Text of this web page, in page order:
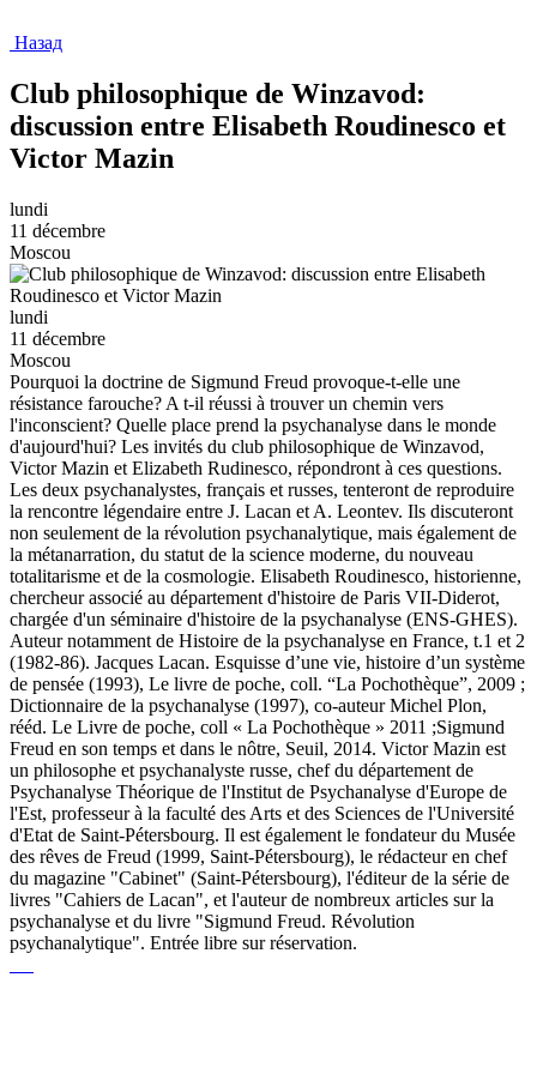
Назад
Club philosophique de Winzavod:
discussion entre Elisabeth Roudinesco et
Victor Mazin
lundi
11 décembre
Moscou
lundi
11 décembre
Moscou
Pourquoi la doctrine de Sigmund Freud provoque-t-elle une
résistance farouche? A t-il réussi à trouver un chemin vers
l'inconscient? Quelle place prend la psychanalyse dans le monde
d'aujourd'hui? Les invités du club philosophique de Winzavod,
Victor Mazin et Elizabeth Rudinesco, répondront à ces questions.
Les deux psychanalystes, français et russes, tenteront de reproduire
la rencontre légendaire entre J. Lacan et A. Leontev. Ils discuteront
non seulement de la révolution psychanalytique, mais également de
la métanarration, du statut de la science moderne, du nouveau
totalitarisme et de la cosmologie. Elisabeth Roudinesco, historienne,
chercheur associé au département d'histoire de Paris VII-Diderot,
chargée d'un séminaire d'histoire de la psychanalyse (ENS-GHES).
Auteur notamment de Histoire de la psychanalyse en France, t.1 et 2
(1982-86). Jacques Lacan. Esquisse d’une vie, histoire d’un système
de pensée (1993), Le livre de poche, coll. “La Pochothèque”, 2009 ;
Dictionnaire de la psychanalyse (1997), co-auteur Michel Plon,
rééd. Le Livre de poche, coll « La Pochothèque » 2011 ;Sigmund
Freud en son temps et dans le nôtre, Seuil, 2014. Victor Mazin est
un philosophe et psychanalyste russe, chef du département de
Psychanalyse Théorique de l'Institut de Psychanalyse d'Europe de
l'Est, professeur à la faculté des Arts et des Sciences de l'Université
d'Etat de Saint-Pétersbourg. Il est également le fondateur du Musée
des rêves de Freud (1999, Saint-Pétersbourg), le rédacteur en chef
du magazine "Cabinet" (Saint-Pétersbourg), l'éditeur de la série de
livres "Cahiers de Lacan", et l'auteur de nombreux articles sur la
psychanalyse et du livre "Sigmund Freud. Révolution
psychanalytique". Entrée libre sur réservation.